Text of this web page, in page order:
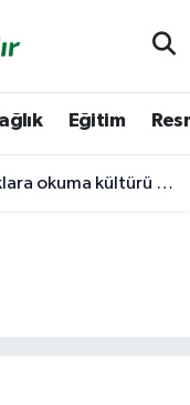
Eğitim
kültürü kazandırıyor